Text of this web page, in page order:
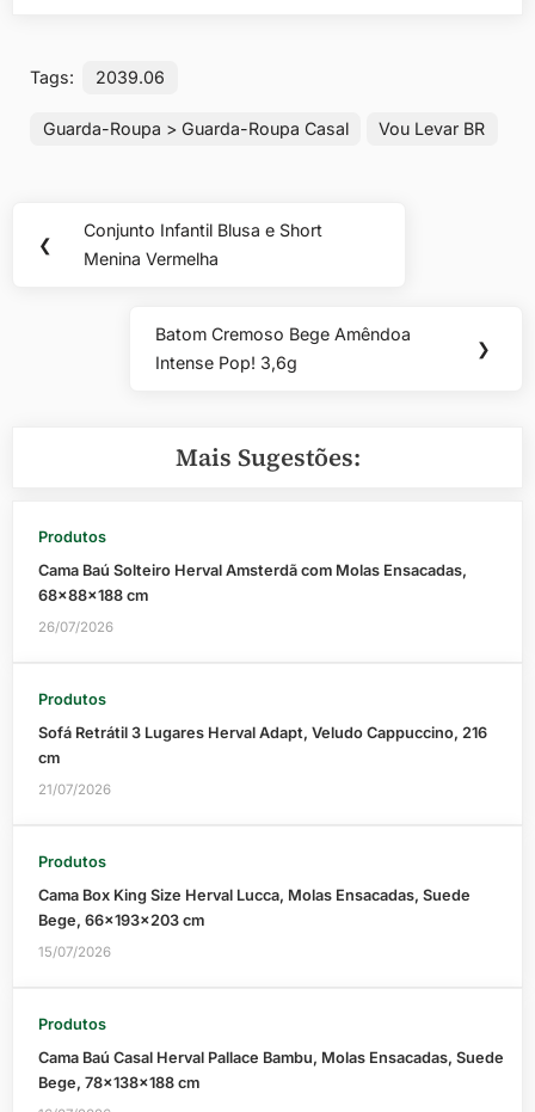
Tags: 2039.06
Guarda-Roupa > Guarda-Roupa Casal Vou Levar BR
Navegação
de
❮
Previous
Post:
Conjunto Infantil Blusa e Short
Menina Vermelha
Next
Post:
Batom Cremoso Bege Amêndoa
Intense Pop! 3,6g
❯
Mais Sugestões:
Produtos
Cama Baú Solteiro Herval Amsterdã com Molas Ensacadas,
68x88x188 cm
26/07/2026
Produtos
Sofá Retrátil 3 Lugares Herval Adapt, Veludo Cappuccino, 216
cm
21/07/2026
Produtos
Cama Box King Size Herval Lucca, Molas Ensacadas, Suede
Bege, 66x193x203 cm
15/07/2026
Produtos
Cama Baú Casal Herval Pallace Bambu, Molas Ensacadas, Suede
Bege, 78x138x188 cm